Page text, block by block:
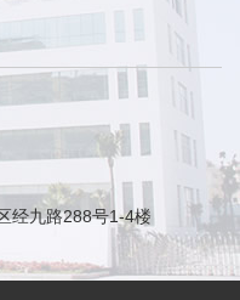
经九路288号1-4楼